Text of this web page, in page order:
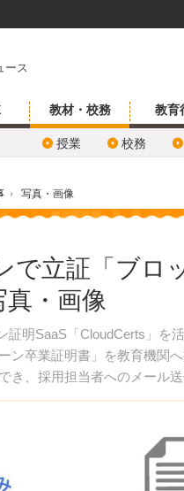
ース
教材・校務
授業 校務
教育
› 写真・画像
で立証「ブロ
・画像
明SaaS「CloudCerts」を
ン卒業証明書」を教育機関
き、採用担当者へのメール送